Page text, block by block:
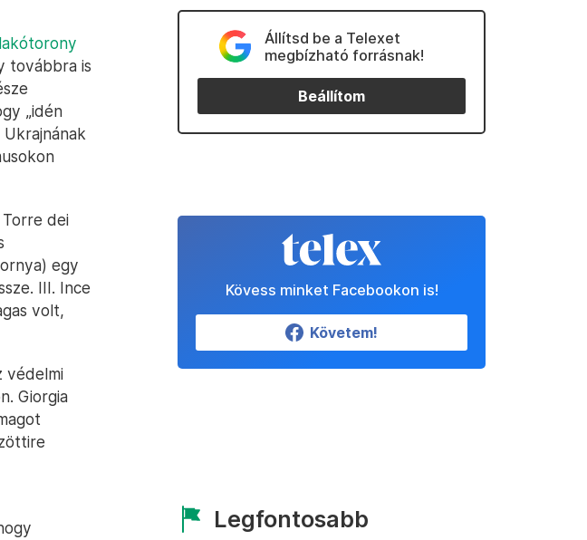
továbbra is
„idén
dei
egy
III. Ince
volt,
védelmi
Giorgia
Állítsd be a Telexet
megbízható forrásnak!
Beállítom
Kövess minket Facebookon is!
Követem!
Legfontosabb